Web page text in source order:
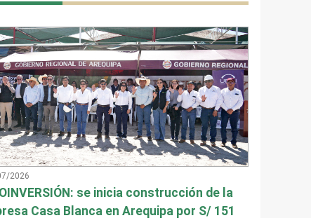
2026
se inicia construcción de la
Casa Blanca en Arequipa por S/ 151